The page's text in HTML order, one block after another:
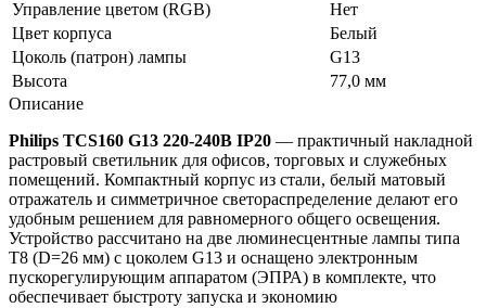
Управление цветом (RGB)
Нет
Цвет корпуса
Белый
Цоколь (патрон) лампы
G13
Высота
77,0 мм
Описание
Philips TCS160 G13 220-240В IP20 — практичный накладной
растровый светильник для офисов, торговых и служебных
помещений. Компактный корпус из стали, белый матовый
отражатель и симметричное светораспределение делают его
удобным решением для равномерного общего освещения.
Устройство рассчитано на две люминесцентные лампы типа
T8 (D=26 мм) с цоколем G13 и оснащено электронным
пускорегулирующим аппаратом (ЭПРА) в комплекте, что
обеспечивает быстроту запуска и экономию